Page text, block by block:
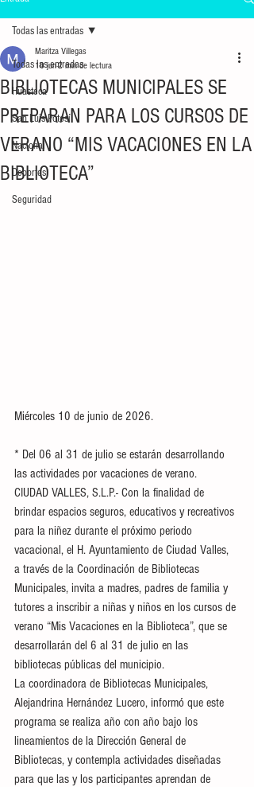
Todas las entradas
Huasteca
San Luis Potosí
Nacional
Deportes
Seguridad
Todas las entradas
BIBLIOTECAS MUNICIPALES SE
PREPARAN PARA LOS CURSOS DE
VERANO “MIS VACACIONES EN LA
BIBLIOTECA”
Maritza Villegas
10 jun2 min de lectura
Miércoles 10 de junio de 2026.
* Del 06 al 31 de julio se estarán desarrollando
las actividades por vacaciones de verano.
CIUDAD VALLES, S.L.P.- Con la finalidad de
brindar espacios seguros, educativos y recreativos
para la niñez durante el próximo periodo
vacacional, el H. Ayuntamiento de Ciudad Valles,
a través de la Coordinación de Bibliotecas
Municipales, invita a madres, padres de familia y
tutores a inscribir a niñas y niños en los cursos de
verano “Mis Vacaciones en la Biblioteca”, que se
desarrollarán del 6 al 31 de julio en las
bibliotecas públicas del municipio.
La coordinadora de Bibliotecas Municipales,
Alejandrina Hernández Lucero, informó que este
programa se realiza año con año bajo los
lineamientos de la Dirección General de
Bibliotecas, y contempla actividades diseñadas
para que las y los participantes aprendan de